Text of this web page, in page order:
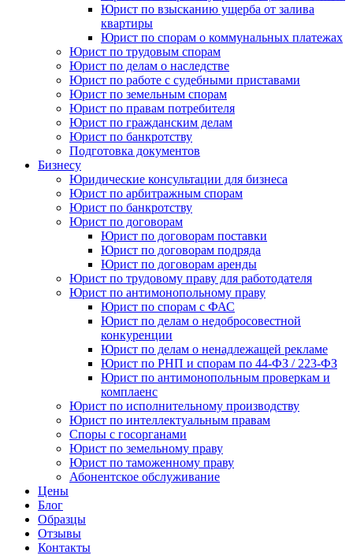
Юрист по взысканию ущерба от залива
квартиры
Юрист по спорам о коммунальных платежах
Юрист по трудовым спорам
Юрист по делам о наследстве
Юрист по работе с судебными приставами
Юрист по земельным спорам
Юрист по правам потребителя
Юрист по гражданским делам
Юрист по банкротству
Подготовка документов
Бизнесу
Юридические консультации для бизнеса
Юрист по арбитражным спорам
Юрист по банкротству
Юрист по договорам
Юрист по договорам поставки
Юрист по договорам подряда
Юрист по договорам аренды
Юрист по трудовому праву для работодателя
Юрист по антимонопольному праву
Юрист по спорам с ФАС
Юрист по делам о недобросовестной
конкуренции
Юрист по делам о ненадлежащей рекламе
Юрист по РНП и спорам по 44-ФЗ / 223-ФЗ
Юрист по антимонопольным проверкам и
комплаенс
Юрист по исполнительному производству
Юрист по интеллектуальным правам
Споры с госорганами
Юрист по земельному праву
Юрист по таможенному праву
Абонентское обслуживание
Цены
Блог
Образцы
Отзывы
Контакты